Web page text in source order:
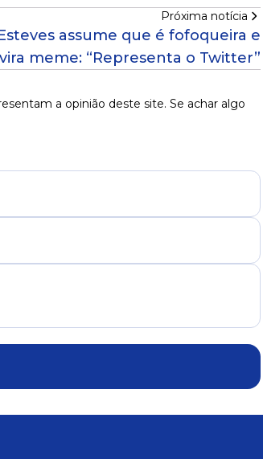
Próxima notícia
assume que é fofoqueira e
vira meme: “Representa o Twitter”
a opinião deste site. Se achar algo